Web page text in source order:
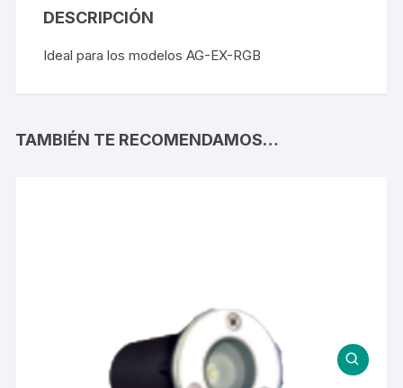
DESCRIPCIÓN
Ideal para los modelos AG-EX-RGB
TAMBIÉN TE RECOMENDAMOS…